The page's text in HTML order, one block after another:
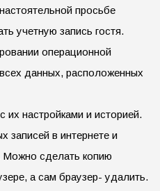
просьбе
учетную запись гостя.
операционной
данных, расположенных
их настройками и историей.
записей в интернете и
Можно сделать копию
а сам браузер- удалить.